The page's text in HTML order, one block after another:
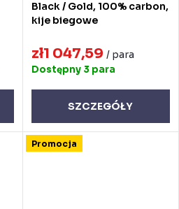
Black / Gold, 100% carbon,
kije biegowe
zł1 047,59 / para
Dostępny 3 para
SZCZEGÓŁY
Promocja